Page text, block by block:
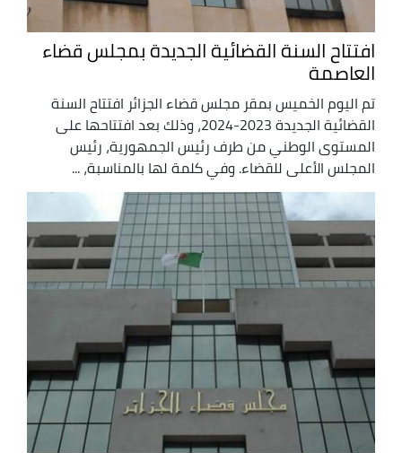
افتتاح السنة القضائية الجديدة بمجلس قضاء
العاصمة
تم اليوم الخميس بمقر مجلس قضاء الجزائر افتتاح السنة
القضائية الجديدة 2023-2024، وذلك بعد افتتاحها على
المستوى الوطني من طرف رئيس الجمهورية، رئيس
المجلس الأعلى للقضاء. وفي كلمة لها بالمناسبة، ...